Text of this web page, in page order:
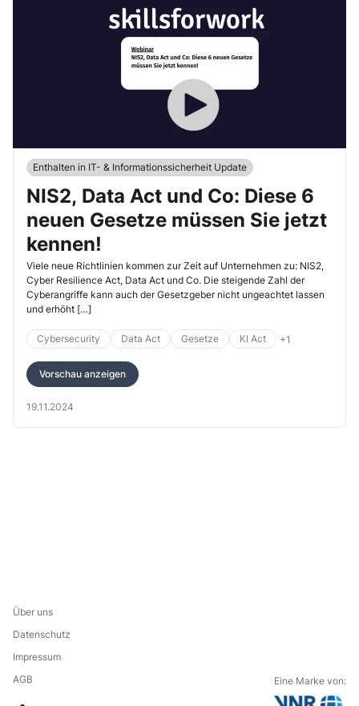
Enthalten in IT- & Informationssicherheit Update
NIS2, Data Act und Co: Diese 6
neuen Gesetze müssen Sie jetzt
kennen!
Viele neue Richtlinien kommen zur Zeit auf Unternehmen zu: NIS2,
Cyber Resilience Act, Data Act und Co. Die steigende Zahl der
Cyberangriffe kann auch der Gesetzgeber nicht ungeachtet lassen
und erhöht […]
Cybersecurity Data Act Gesetze KI Act +1
Vorschau anzeigen
19.11.2024
Über uns
Datenschutz
Impressum
AGB
Eine Marke von: